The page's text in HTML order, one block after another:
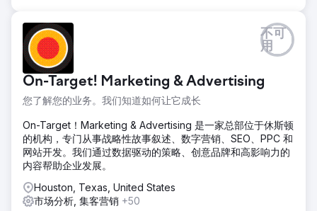
On-Target! Marketing & Advertising
您了解您的业务。我们知道如何让它成长
不可
用
On-Target！Marketing & Advertising 是一家总部位于休斯顿
的机构，专门从事战略性故事叙述、数字营销、SEO、PPC 和
网站开发。我们通过数据驱动的策略、创意品牌和高影响力的
内容帮助企业发展。
Houston, Texas, United States
市场分析, 集客营销 +50